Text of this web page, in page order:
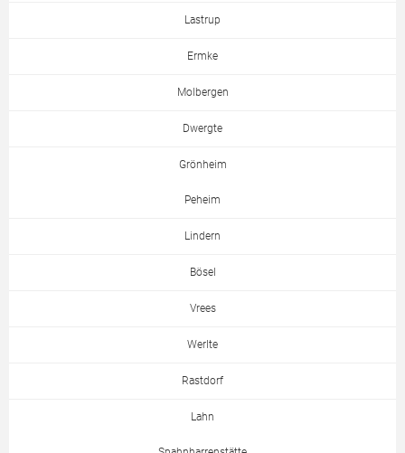
Lastrup
Ermke
Molbergen
Dwergte
Grönheim
Peheim
Lindern
Bösel
Vrees
Werlte
Rastdorf
Lahn